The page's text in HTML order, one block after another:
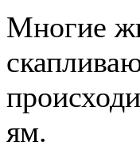
Многие
ям.